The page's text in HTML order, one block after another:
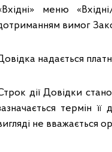
меню
вимог
надається
дії Довідки
термін
не вважається